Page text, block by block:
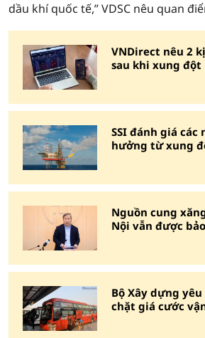
dầu khí quốc tế,” VDSC nêu quan
VNDirect nêu 2
sau khi xung đột
SSI đánh giá các
hưởng từ xung
Nguồn cung
Nội vẫn được
Bộ Xây dựng
chặt giá cước